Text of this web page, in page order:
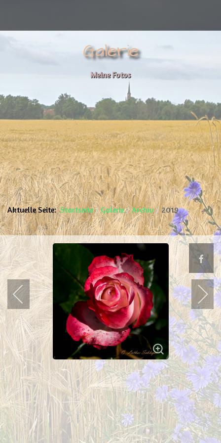
Galerie
Meine Fotos
Aktuelle Seite:Startseite Galerie Archiv 2019